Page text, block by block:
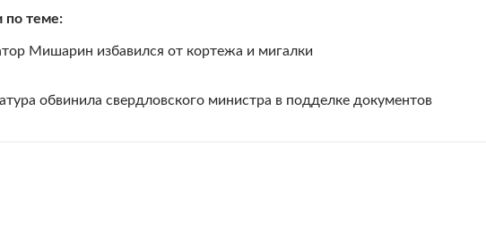
по теме
Мишарин избавился от кортежа и мигалки
обвинила свердловского министра в подделке документов